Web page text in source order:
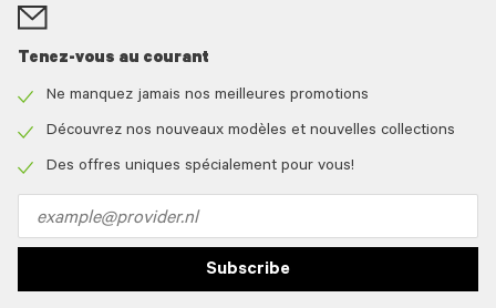
Tenez-vous au courant
icon
Ne manquez jamais nos meilleures promotions
icon
Découvrez nos nouveaux modèles et nouvelles collections
Des offres uniques spécialement pour vous!
address
Subscribe